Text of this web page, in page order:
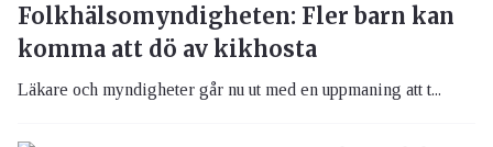
Folkhälsomyndigheten: Fler barn kan
komma att dö av kikhosta
Läkare och myndigheter går nu ut med en uppmaning att t...